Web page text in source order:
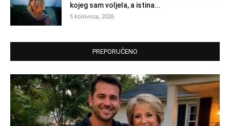
kojeg sam voljela, a istina...
5 kolovoza, 2026
PREPORUČENO